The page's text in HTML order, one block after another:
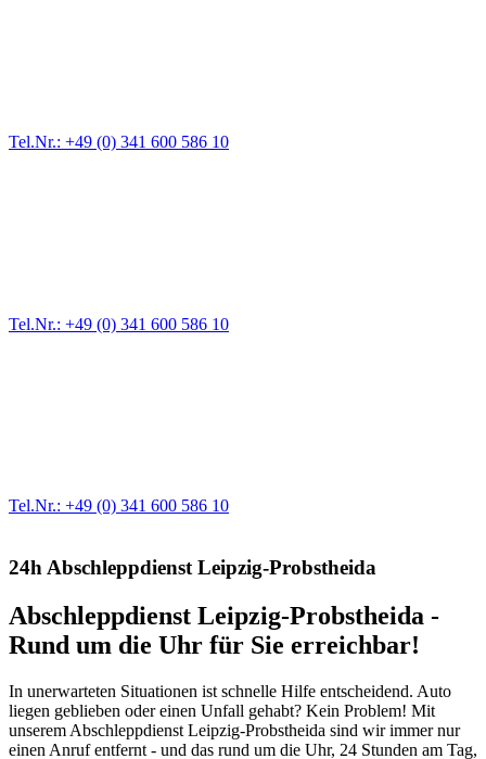
Tel.Nr.: +49 (0) 341 600 586 10
Tel.Nr.: +49 (0) 341 600 586 10
Tel.Nr.: +49 (0) 341 600 586 10
24h Abschleppdienst Leipzig-Probstheida
Abschleppdienst Leipzig-Probstheida -
Rund um die Uhr für Sie erreichbar!
In unerwarteten Situationen ist schnelle Hilfe entscheidend. Auto
liegen geblieben oder einen Unfall gehabt? Kein Problem! Mit
unserem Abschleppdienst Leipzig-Probstheida sind wir immer nur
einen Anruf entfernt - und das rund um die Uhr, 24 Stunden am Tag,